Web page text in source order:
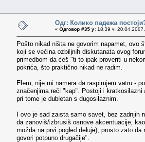
Одг: Колико падежа
« Одговор #35 у: 18.39 ч.
Pošto nikad ništa ne govorim napamet, ovo
koji se većina ozbiljnih diskutanata ovog
primedbom da ćeš "ti to ipak proveriti u
pokrića, što praktično nikad ne radim.
Elem, nije mi namera da raspirujem vatru -
značenjima reči "kap". Postoji i
pri tome je dubletan s dugosilaznim.
I ovo je sad zaista samo savet, bez zadnjih
da zanoviš/izbrusiš osnove akcentuacije,
možda na prvi pogled deluje), prosto zato
govori potpuno drugačije".